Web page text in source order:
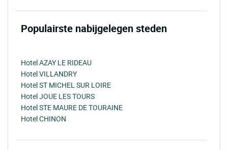
Populairste nabijgelegen steden
Hotel AZAY LE RIDEAU
Hotel VILLANDRY
Hotel ST MICHEL SUR LOIRE
Hotel JOUE LES TOURS
Hotel STE MAURE DE TOURAINE
Hotel CHINON